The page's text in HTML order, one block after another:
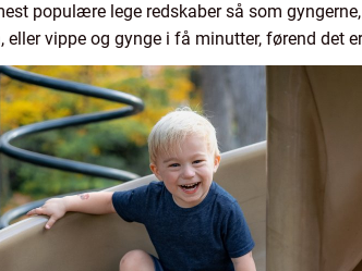
populære lege redskaber så som
vippe og gynge i få minutter, førend det